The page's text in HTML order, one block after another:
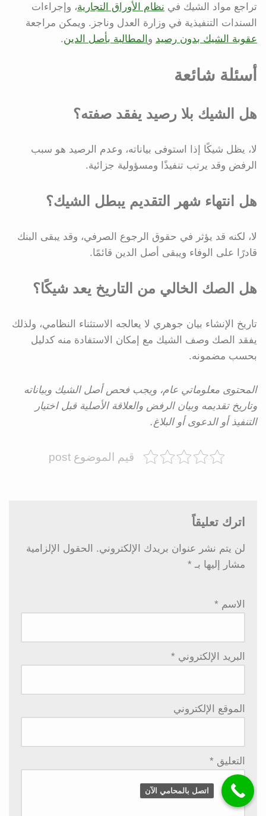
تراجع مواد الشيك في نظام الأوراق التجارية، وإجراءات
السندات التنفيذية في وزارة العدل وناجز. ويمكن مراجعة
عقوبة الشيك بدون رصيد و المطالبة بأصل الدين.
أسئلة شائعة
هل الشيك بلا رصيد يفقد صفته؟
لا، يظل شيكًا إذا استوفى بياناته، وعدم الرصيد هو سبب
الرفض وقد يرتب تنفيذًا ومسؤولية جزائية.
هل انتهاء شهر التقديم يبطل الشيك؟
لا، لكنه قد يؤثر في حقوق الرجوع الصرفي، وقد يبقى البنك
قادرًا على الوفاء ويبقى أصل الدين قائمًا.
هل الصك الخالي من التاريخ يعد شيكًا؟
تاريخ الإنشاء بيان جوهري لا يعالجه الاستثناء النظامي، ولذلك
يفقد الصك وصف الشيك مع إمكان الاستفادة منه كدليل
بحسب مضمونه.
المحتوى معلوماتي عام، ويجب فحص أصل الشيك وبياناته
وتاريخ تقديمه وبيان الرفض والعلاقة الأصلية قبل اختيار
التنفيذ أو الدعوى أو البلاغ.
قيم الموضوع post
اترك تعليقاً
لن يتم نشر عنوان بريدك الإلكتروني.
الحقول الإلزامية
مشار إليها بـ *
الاسم *
البريد الإلكتروني *
الموقع الإلكتروني
التعليق *
اتصل بالمحامي الآن